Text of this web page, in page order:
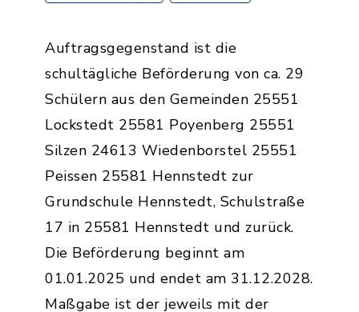
Auftragsgegenstand ist die
schultägliche Beförderung von ca. 29
Schülern aus den Gemeinden 25551
Lockstedt 25581 Poyenberg 25551
Silzen 24613 Wiedenborstel 25551
Peissen 25581 Hennstedt zur
Grundschule Hennstedt, Schulstraße
17 in 25581 Hennstedt und zurück.
Die Beförderung beginnt am
01.01.2025 und endet am 31.12.2028.
Maßgabe ist der jeweils mit der